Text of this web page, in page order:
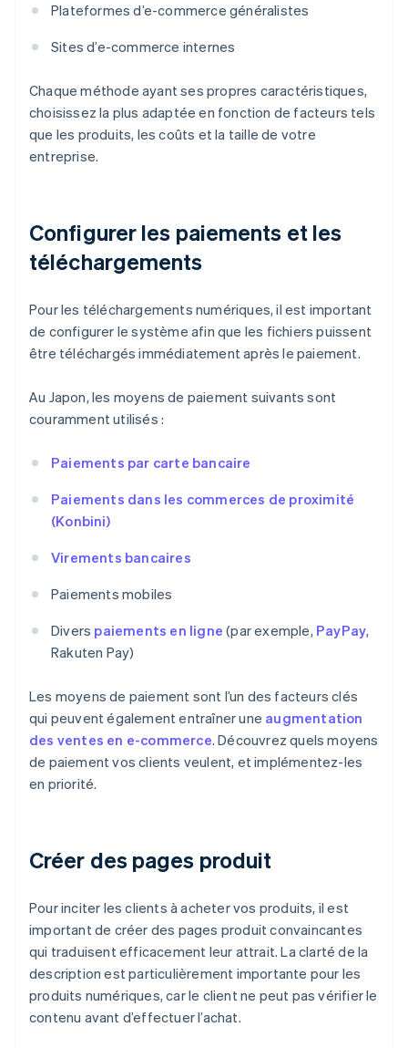
Plateformes d’e-commerce généralistes
Sites d’e-commerce internes
Chaque méthode ayant ses propres caractéristiques,
choisissez la plus adaptée en fonction de facteurs tels
que les produits, les coûts et la taille de votre
entreprise.
Configurer les paiements et les
téléchargements
Pour les téléchargements numériques, il est important
de configurer le système afin que les fichiers puissent
être téléchargés immédiatement après le paiement.
Au Japon, les moyens de paiement suivants sont
couramment utilisés :
Paiements par carte bancaire
Paiements dans les commerces de proximité
(Konbini)
Virements bancaires
Paiements mobiles
Divers paiements en ligne (par exemple, PayPay,
Rakuten Pay)
Les moyens de paiement sont l’un des facteurs clés
qui peuvent également entraîner une augmentation
des ventes en e-commerce. Découvrez quels moyens
de paiement vos clients veulent, et implémentez-les
en priorité.
Créer des pages produit
Pour inciter les clients à acheter vos produits, il est
important de créer des pages produit convaincantes
qui traduisent efficacement leur attrait. La clarté de la
description est particulièrement importante pour les
produits numériques, car le client ne peut pas vérifier le
contenu avant d’effectuer l’achat.